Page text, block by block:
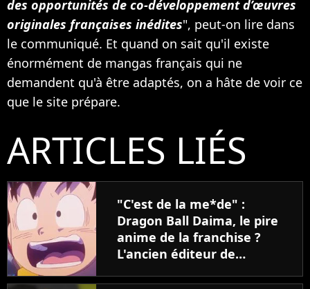
des opportunités de co-développement d’œuvres
originales françaises inédites", peut-on lire dans
le communiqué. Et quand on sait qu'il existe
énormément de mangas français qui ne
demandent qu'à être adaptés, on a hâte de voir ce
que le site prépare.
ARTICLES LIÉS
"C'est de la me*de" :
Dragon Ball Daima, le pire
anime de la franchise ?
L'ancien éditeur de